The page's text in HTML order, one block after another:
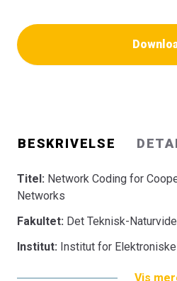
BESKRIVELSE
Titel: Network Coding for
Networks
Fakultet: Det Teknisk-
Institut: Institut for
Vis